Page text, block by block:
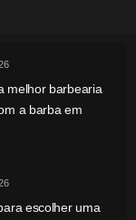
melhor barbearia
a barba em
escolher uma